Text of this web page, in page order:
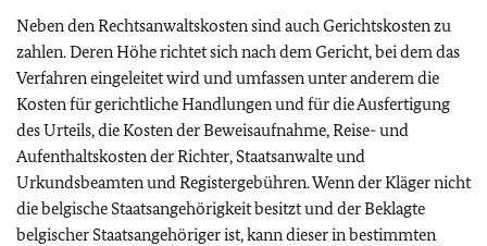
Neben den Rechtsanwaltskosten sind auch Gerichtskosten zu
zahlen. Deren Höhe richtet sich nach dem Gericht, bei dem das
Verfahren eingeleitet wird und umfassen unter anderem die
Kosten für gerichtliche Handlungen und für die Ausfertigung
des Urteils, die Kosten der Beweisaufnahme, Reise- und
Aufenthaltskosten der Richter, Staatsanwalte und
Urkundsbeamten und Registergebühren. Wenn der Kläger nicht
die belgische Staatsangehörigkeit besitzt und der Beklagte
belgischer Staatsangehöriger ist, kann dieser in bestimmten